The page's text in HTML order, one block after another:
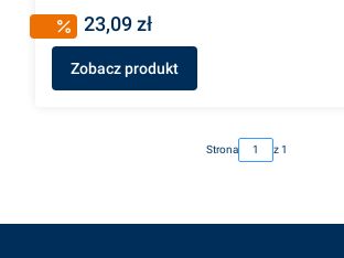
23,09 zł
Zobacz produkt
Strona z 1